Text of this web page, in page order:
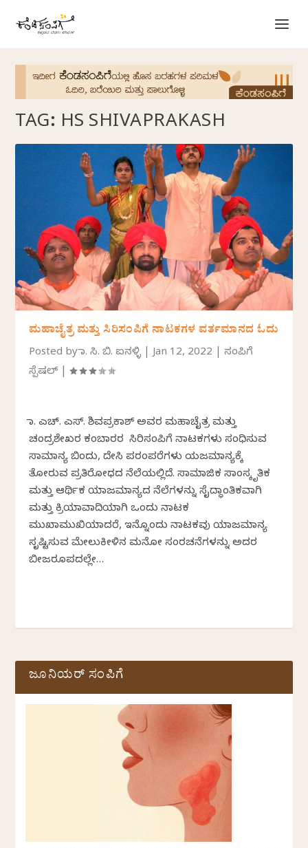
TAG: HS SHIVAPRAKASH
ಮಹಾಚೈತ್ರ ಮತ್ತು ಸಿರಿಸಂಪಿಗೆ ನಾಟಕಗಳ ವರ್ತಮಾನದ ಓದು
Posted byಡಾ. ಸಿ. ಬಿ. ಐನಳ್ಳಿ |Jan 12, 2022 |ಸಂಪಿಗೆ
ಸ್ಪೆಷಲ್|
ಡಾ. ಎಚ್. ಎಸ್. ಶಿವಪ್ರಕಾಶ್ ಅವರ ಮಹಾಚೈತ್ರ ಮತ್ತು
ಚಂದ್ರಶೇಖರ ಕಂಬಾರರ ಸಿರಿಸಂಪಿಗೆ ನಾಟಕಗಳು ಸಂಧಿಸುವ
ಸಾಮಾನ್ಯ ಬಿಂದು, ದೇಸಿ ಪರಂಪರೆಗಳು ಯಜಮಾನ್ಯಕ್ಕೆ
ತೋರುವ ಪ್ರತಿರೋಧದ ನೆಲೆಯಲ್ಲಿದೆ. ಸಾಮಾಜಿಕ ಸಾಂಸ್ಕೃತಿಕ
ಮತ್ತು ಆರ್ಥಿಕ ಯಾಜಮಾನ್ಯದ ನೆಲೆಗಳನ್ನು ಸೈದ್ಧಾಂತಿಕವಾಗಿ
ಮತ್ತು ಕ್ರಿಯಾವಾದಿಯಾಗಿ ಒಂದು ನಾಟಕ
ಮುಖಾಮುಖಿಯಾದರೆ, ಇನ್ನೊಂದು ನಾಟಕವು ಯಾಜಮಾನ್ಯ
ಸೃಷ್ಟಿಸುವ ಮೇಲುಕೀಳಿನ ಮನೋ ಸಂರಚನೆಗಳನ್ನು ಅದರ
ಬೀಜರೂಪದಲ್ಲೇ…
ಜೂನಿಯರ್ ಸಂಪಿಗೆ